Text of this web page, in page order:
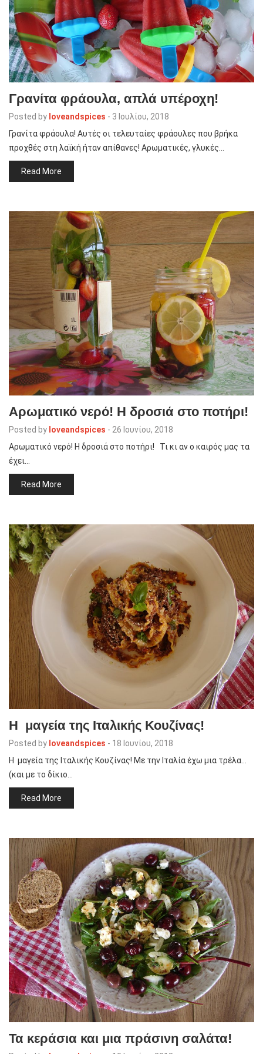
Γρανίτα φράουλα, απλά υπέροχη!
Posted by loveandspices - 3 Ιουλίου, 2018
Γρανίτα φράουλα! Αυτές οι τελευταίες φράουλες που βρήκα
προχθές στη λαϊκή ήταν απίθανες! Αρωματικές, γλυκές…
Read More
Αρωματικό νερό! Η δροσιά στο ποτήρι!
Posted by loveandspices - 26 Ιουνίου, 2018
Αρωματικό νερό! Η δροσιά στο ποτήρι! Τι κι αν ο καιρός μας τα
έχει…
Read More
Η μαγεία της Ιταλικής Κουζίνας!
Posted by loveandspices - 18 Ιουνίου, 2018
Η μαγεία της Ιταλικής Κουζίνας! Με την Ιταλία έχω μια τρέλα…
(και με το δίκιο…
Read More
Τα κεράσια και μια πράσινη σαλάτα!